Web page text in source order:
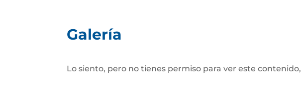
Galería
Lo siento, pero no tienes permiso para ver este contenido,